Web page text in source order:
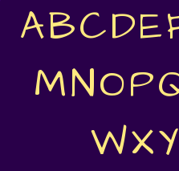
ABCDE
MNOP
WXY